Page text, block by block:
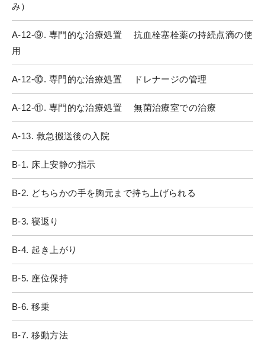
み）
A-12-⑨. 専門的な治療処置 抗血栓塞栓薬の持続点滴の使
用
A-12-⑩. 専門的な治療処置 ドレナージの管理
A-12-⑪. 専門的な治療処置 無菌治療室での治療
A-13. 救急搬送後の入院
B-1. 床上安静の指示
B-2. どちらかの手を胸元まで持ち上げられる
B-3. 寝返り
B-4. 起き上がり
B-5. 座位保持
B-6. 移乗
B-7. 移動方法